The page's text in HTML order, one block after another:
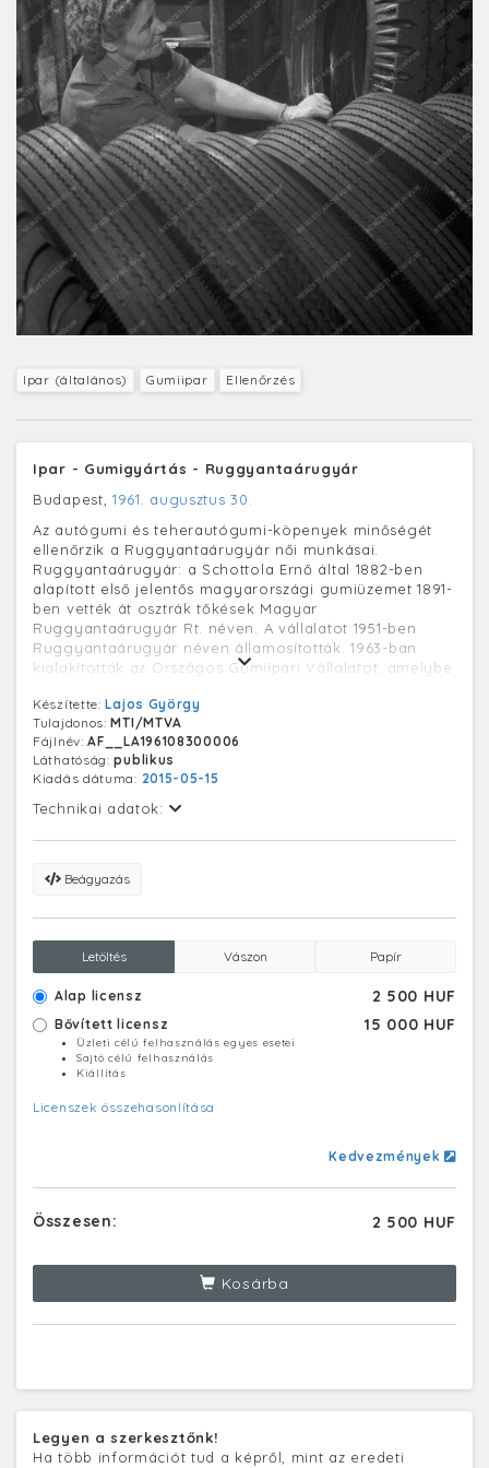
Ipar (általános) Gumiipar Ellenőrzés
Ipar - Gumigyártás - Ruggyantaárugyár
Budapest, 1961. augusztus 30.
Az autógumi és teherautógumi-köpenyek minőségét
ellenőrzik a Ruggyantaárugyár női munkásai.
Ruggyantaárugyár: a Schottola Ernő által 1882-ben
alapított első jelentős magyarországi gumiüzemet 1891-
ben vették át osztrák tőkések Magyar
Ruggyantaárugyár Rt. néven. A vállalatot 1951-ben
Ruggyantaárugyár néven államosították. 1963-ban
kialakították az Országos Gumiipari Vállalatot, amelybe
TAURUS Gumiipari Vállalat nevet.
Készítette:Lajos György
Tulajdonos:MTI/MTVA
Fájlnév:AF__LA196108300006
Láthatóság:publikus
Kiadás dátuma: 2015-05-15
Technikai adatok:
Beágyazás
Letöltés Vászon Papír
Alap licensz 2 500 HUF
Bővített licensz 15 000 HUF
Üzleti célú felhasználás egyes esetei
Sajtó célú felhasználás
Kiállítás
Licenszek összehasonlítása
Kedvezmények
Összesen: 2 500 HUF
Kosárba
Legyen a szerkesztőnk!
Ha több információt tud a képről, mint az eredeti